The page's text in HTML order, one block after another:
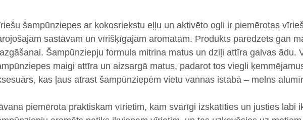
šampūnziepes ar kokosriekstu eļļu un aktivēto ogli ir piemērotas
sastāvam un vīrišķīgajam aromātam. Produkts paredzēts gan
. Šampūnziepju formula mitrina matus un dziļi attīra galvas ādu.
maigi attīra un aizsargā matus, padarot tos viegli
kas ļaus atrast šampūnziepēm vietu vannas istabā – melns
piemērota praktiskam vīrietim, kam svarīgi izskatīties un justies labi